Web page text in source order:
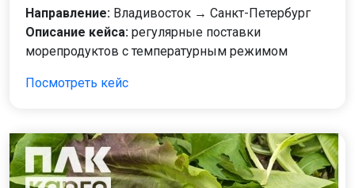
Направление: Владивосток → Санкт-Петербург
Описание кейса: регулярные поставки
морепродуктов с температурным режимом
Посмотреть кейс